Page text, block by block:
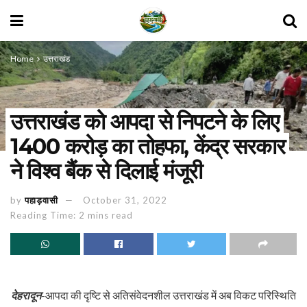
Home उत्तराखंड
उत्तराखंड को आपदा से निपटने के लिए
1400 करोड़ का तोहफा, केंद्र सरकार
ने विश्व बैंक से दिलाई मंजूरी
by पहाड़वासी
October 31, 2022
Reading Time: 2 mins read
देहरादून-आपदा की दृष्टि से अतिसंवेदनशील उत्तराखंड में अब विकट परिस्थिति